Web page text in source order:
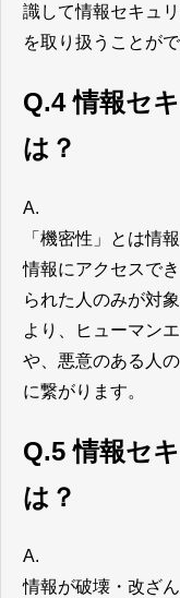
識して情報セキュ
を取り扱うことがで
Q.4 情報セ
は？
A.
「機密性」とは情
情報にアクセスで
られた人のみが対
より、ヒューマン
や、悪意のある人
に繋がります。
Q.5 情報セ
は？
A.
情報が破壊・改ざ